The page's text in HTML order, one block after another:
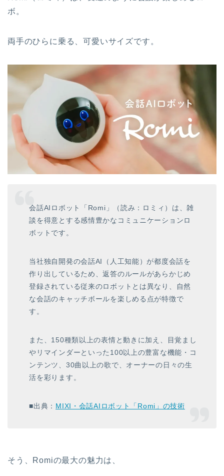
ボ。
両手のひらに乗る、可愛いサイズです。
会話AIロボット「Romi」（読み：ロミィ）は、雑
談を得意とする感情豊かなコミュニケーションロ
ボットです。
当社独自開発の会話AI（人工知能）が都度会話を
作り出しているため、返答のルールがあらかじめ
登録されている従来のロボットとは異なり、自然
な会話のキャッチボールを楽しめる点が特徴で
す。
また、150種類以上の表情と動きに加え、目覚まし
やリマインダーといった100以上の豊富な機能・コ
ンテンツ、30曲以上の歌で、オーナーの日々の生
活を彩ります。
■出典： MIXI・会話AIロボット「Romi」の技術
そう、Romiの最大の魅力は、